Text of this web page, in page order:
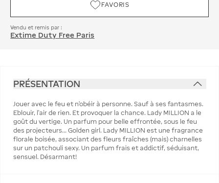
FAVORIS
Vendu et remis par :
Extime Duty Free Paris
PRÉSENTATION
Jouer avec le feu et n'obéir à personne. Sauf à ses fantasmes.
Eblouir, l'air de rien. Et provoquer la chance. Lady MILLION a le
goût du vertige. Un parfum pour belle effrontée, sous le feu
des projecteurs... Golden girl. Lady MILLION est une fragrance
florale boisée, associant des fleurs fraîches (mais) charnelles
sur un patchouli sexy. Un parfum frais et addictif, séduisant,
sensuel. Désarmant!